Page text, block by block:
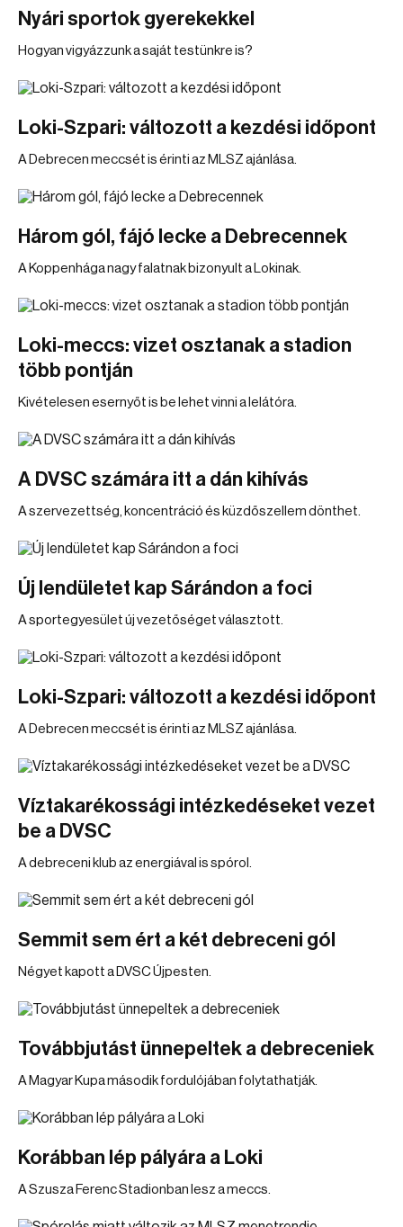
Nyári sportok gyerekekkel
Hogyan vigyázzunk a saját testünkre is?
Loki-Szpari: változott a kezdési időpont
A Debrecen meccsét is érinti az MLSZ ajánlása.
Három gól, fájó lecke a Debrecennek
A Koppenhága nagy falatnak bizonyult a Lokinak.
Loki-meccs: vizet osztanak a stadion
több pontján
Kivételesen esernyőt is be lehet vinni a lelátóra.
A DVSC számára itt a dán kihívás
A szervezettség, koncentráció és küzdőszellem dönthet.
Új lendületet kap Sárándon a foci
A sportegyesület új vezetőséget választott.
Loki-Szpari: változott a kezdési időpont
A Debrecen meccsét is érinti az MLSZ ajánlása.
Víztakarékossági intézkedéseket vezet
be a DVSC
A debreceni klub az energiával is spórol.
Semmit sem ért a két debreceni gól
Négyet kapott a DVSC Újpesten.
Továbbjutást ünnepeltek a debreceniek
A Magyar Kupa második fordulójában folytathatják.
Korábban lép pályára a Loki
A Szusza Ferenc Stadionban lesz a meccs.